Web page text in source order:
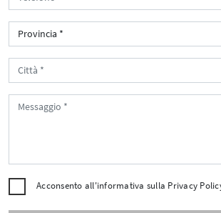
Acconsento all'informativa sulla Privacy